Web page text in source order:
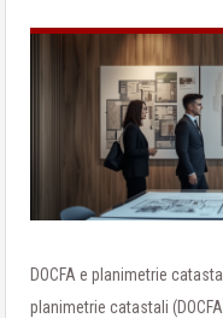
DOCFA e planimetrie
planimetrie catastali